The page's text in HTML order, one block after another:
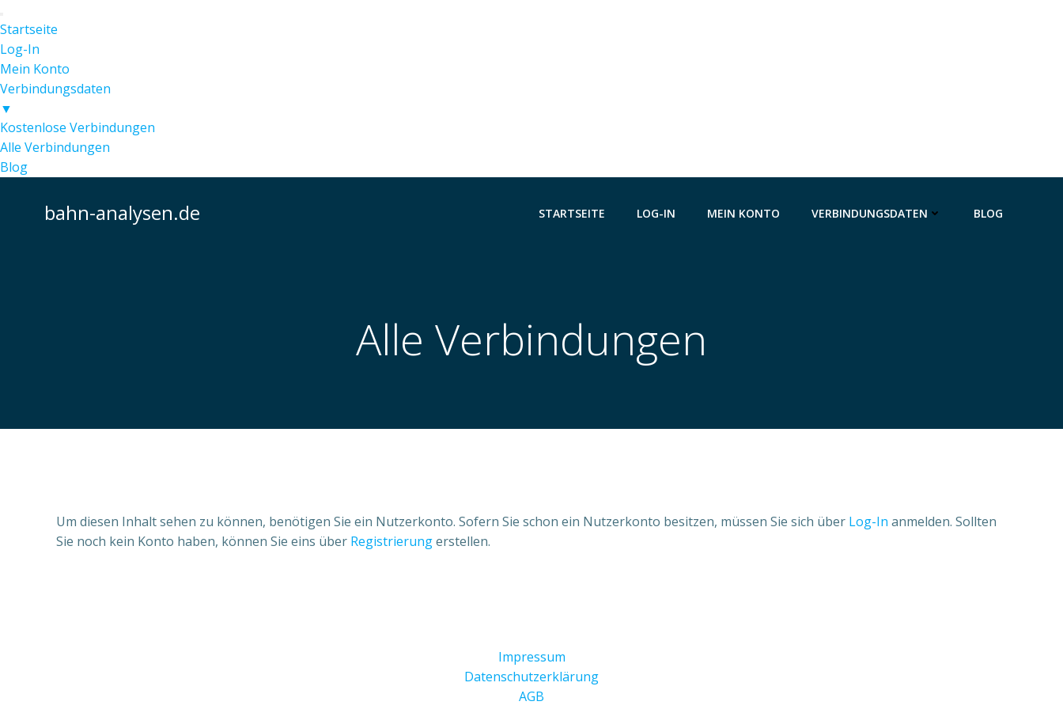
Startseite
Log-In
Mein Konto
Verbindungsdaten
▼
Kostenlose Verbindungen
Alle Verbindungen
Blog
bahn-analysen.de STARTSEITE LOG-IN MEIN KONTO VERBINDUNGSDATEN BLOG
Alle Verbindungen
Um diesen Inhalt sehen zu können, benötigen Sie ein Nutzerkonto. Sofern Sie schon ein Nutzerkonto besitzen, müssen Sie sich über Log-In anmelden. Sollten
Sie noch kein Konto haben, können Sie eins über Registrierungerstellen.
Impressum
Datenschutzerklärung
AGB